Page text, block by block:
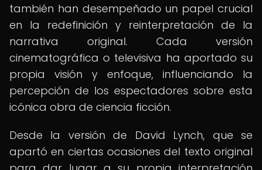
también han desempeñado un papel crucial
en la redefinición y reinterpretación de la
narrativa original. Cada versión
cinematográfica o televisiva ha aportado su
propia visión y enfoque, influenciando la
percepción de los espectadores sobre esta
icónica obra de ciencia ficción.
Desde la versión de David Lynch, que se
apartó en ciertas ocasiones del texto original